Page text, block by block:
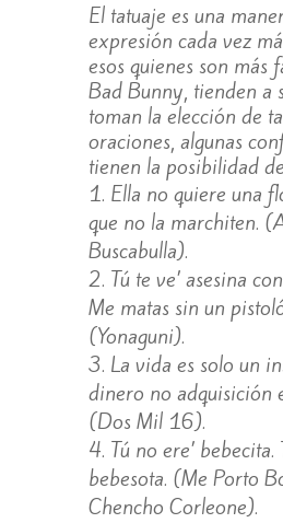
El tatuaje es una
expresión cada vez
esos quienes son más
Bad Bunny, tienden a
toman la elección de
oraciones, algunas
tienen la posibilidad
Ella no quiere una
que no la marchiten.
Buscabulla).
Tú te ve’ asesina
Me matas sin un
(Yonaguni).
La vida es solo un
dinero no adquisición
(Dos Mil 16).
Tú no ere’ bebecita.
bebesota. (Me Porto
Chencho Corleone).